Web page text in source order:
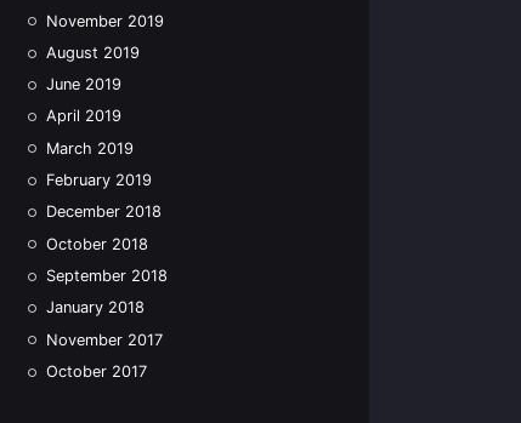
November 2019
August 2019
June 2019
April 2019
March 2019
February 2019
December 2018
October 2018
September 2018
January 2018
November 2017
October 2017